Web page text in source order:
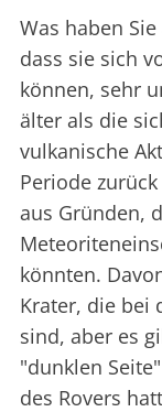
Was haben
dass sie sich
können, sehr
älter als die
vulkanische
Periode
aus Gründen,
könnten.
Krater, die bei
sind, aber es
"dunklen
des Rovers